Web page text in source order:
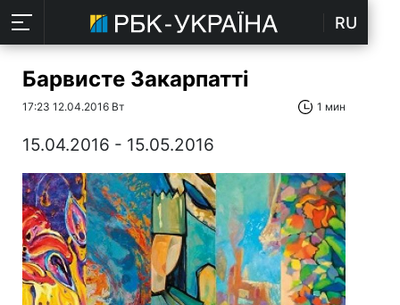
RU
Барвисте Закарпатті
17:23 12.04.2016 Вт 1 мин
15.04.2016 - 15.05.2016